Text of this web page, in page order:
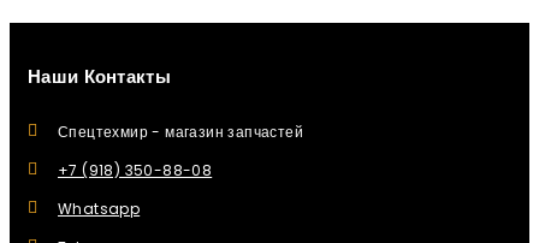
Наши Контакты
Спецтехмир - магазин запчастей
+7 (918) 350-88-08
Whatsapp